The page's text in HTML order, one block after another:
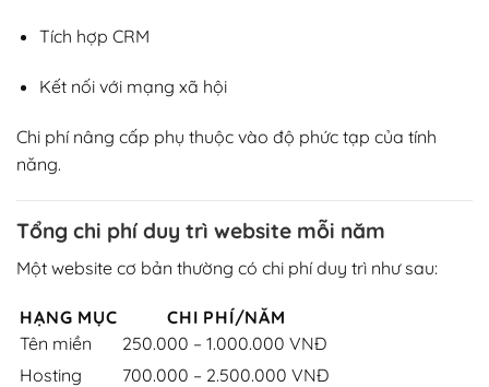
Tích hợp CRM
Kết nối với mạng xã hội
Chi phí nâng cấp phụ thuộc vào độ phức tạp của tính
năng.
Tổng chi phí duy trì website mỗi năm
Một website cơ bản thường có chi phí duy trì như sau:
HẠNG MỤC
CHI PHÍ/NĂM
Tên miền
250.000 – 1.000.000 VNĐ
Hosting
700.000 – 2.500.000 VNĐ